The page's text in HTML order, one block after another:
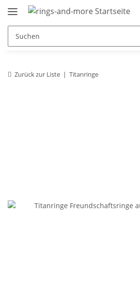
Zurück zur Liste Titanringe